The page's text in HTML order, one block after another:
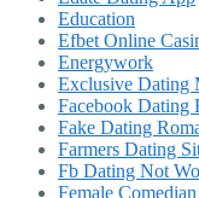
Education
Efbet Online
Energywork
Exclusive Dating
Facebook Dating
Fake Dating
Farmers Dating
Fb Dating Not
Female